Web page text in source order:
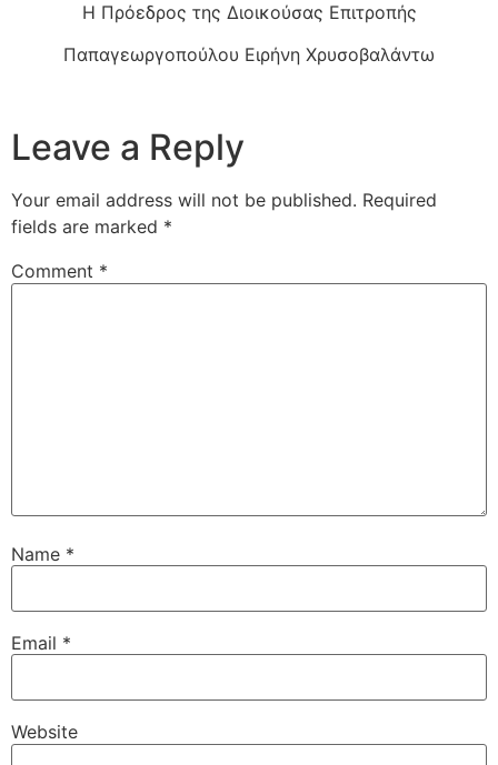
Η Πρόεδρος της Διοικούσας Επιτροπής
Παπαγεωργοπούλου Ειρήνη Χρυσοβαλάντω
Leave a Reply
Your email address will not be published. Required
fields are marked *
Comment *
Name *
Email *
Website